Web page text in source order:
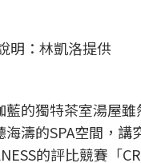
明：林凱洛提供
藍的獨特茶室湯屋
海濤的SPA空間，講
的評比競賽「